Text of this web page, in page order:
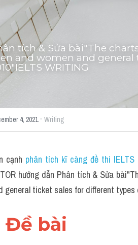
tích & Sửa bài"The
and women and general
WRITING
4, 2021· Writing
cạnh phân tích kĩ càng đề thi
hướng dẫn Phân tích & Sửa
general ticket sales for different types
Đề bài